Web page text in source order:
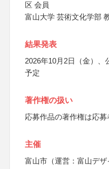
区 会員
富山大学 芸術文化学部
結果発表
2026年10月2日（金）
予定
著作権の扱い
応募作品の著作権は応募
主催
富山市（運営：富山デザ